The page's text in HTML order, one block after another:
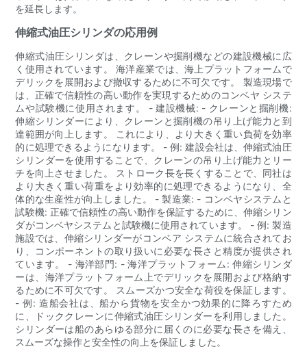
を延長します。
伸縮式油圧シリンダの応用例
伸縮式油圧シリンダは、クレーンや掘削機などの建設機械に広
く使用されています。 海洋産業では、海上プラットフォームで
デリックを展開および撤収するために不可欠です。 製造現場で
は、正確で信頼性の高い動作を実現するためのコンベヤ システ
ムや試験機に使用されます。 - 建設機械: - クレーンと掘削機:
伸縮シリンダーにより、クレーンと掘削機の吊り上げ能力と到
達範囲が向上します。 これにより、より大きく重い負荷を効率
的に処理できるようになります。 - 例: 建設会社は、伸縮式油圧
シリンダーを使用することで、クレーンの吊り上げ能力とリー
チを向上させました。 ストローク長を長くすることで、同社は
より大きく重い荷重をより効率的に処理できるようになり、全
体的な生産性が向上しました。 - 製造業: - コンベヤシステムと
試験機: 正確で信頼性の高い動作を保証するために、伸縮シリン
ダがコンベヤシステムと試験機に使用されています。 - 例: 製造
施設では、伸縮シリンダーがコンベア システムに統合されてお
り、コンポーネントの取り扱いに必要な長さと精度が提供され
ています。 - 海洋部門: - 海洋プラットフォーム: 伸縮シリンダ
ーは、海洋プラットフォーム上でデリックを展開および格納す
るために不可欠です。 スムーズかつ安全な荷役を保証します。
- 例: 造船会社は、船から貨物を安全かつ効果的に降ろすため
に、ドッククレーンに伸縮式油圧シリンダーを利用しました。
シリンダーは船のあらゆる部分に届くのに必要な長さを備え、
スムーズな操作と安全性の向上を保証しました。